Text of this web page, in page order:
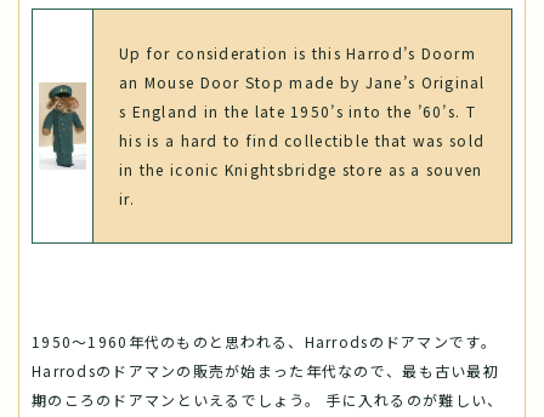
Up for consideration is this Harrod’s Doorm
an Mouse Door Stop made by Jane’s Original
s England in the late 1950’s into the ’60’s. T
his is a hard to find collectible that was sold
in the iconic Knightsbridge store as a souven
ir.
1950～1960年代のものと思われる、Harrodsのドアマンです。
Harrodsのドアマンの販売が始まった年代なので、最も古い最初
期のころのドアマンといえるでしょう。 手に入れるのが難しい、